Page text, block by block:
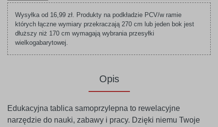
Wysyłka od 16,99 zł. Produkty na podkładzie PCV/w ramie
których łączne wymiary przekraczają 270 cm lub jeden bok jest
dłuższy niż 170 cm wymagają wybrania przesyłki
wielkogabarytowej.
Opis
Edukacyjna tablica samoprzylepna to rewelacyjne
narzędzie do nauki, zabawy i pracy. Dzięki niemu Twoje